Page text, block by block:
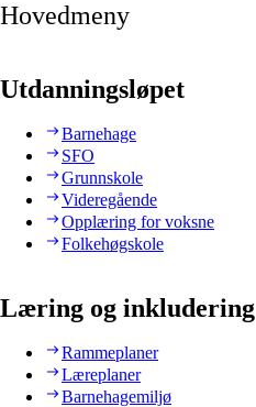
Hovedmeny
Utdanningsløpet
Barnehage
SFO
Grunnskole
Videregående
Opplæring for voksne
Folkehøgskole
Læring og inkludering
Rammeplaner
Læreplaner
Barnehagemiljø